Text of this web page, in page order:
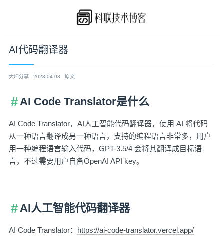
AI代码翻译器
大坤分享 2023-04-03 原文
AI Code Translator是什么
AI Code Translator，AI人工智能代码翻译器，使用 AI 将代码
从一种语言翻译成另一种语言，支持的编程语言非常多，用户
用一种编程语言输入代码，GPT-3.5/4 会将其翻译成目标语
言，不过需要用户自备OpenAI API key。
AI人工智能代码翻译器
AI Code Translator： https://ai-code-translator.vercel.app/